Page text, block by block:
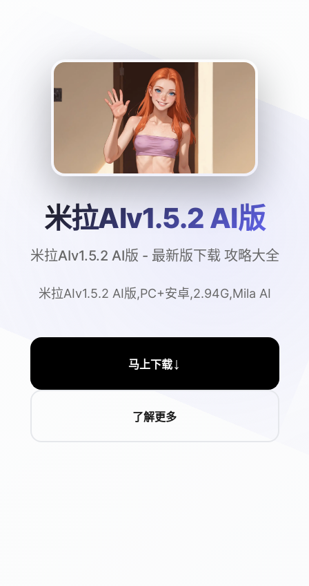
米拉AIv1.5.2 AI版
米拉AIv1.5.2 AI版 - 最新版下载 攻略大全
米拉AIv1.5.2 AI版,PC+安卓,2.94G,Mila AI
马上下载↓
了解更多